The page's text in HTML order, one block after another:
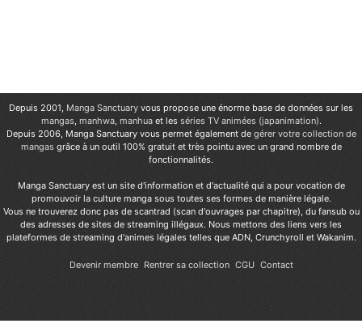
Depuis 2001, Manga Sanctuary vous propose une énorme base de données sur les
mangas, manhwa, manhuaet les séries TV animées (japanimation).
Depuis 2006, Manga Sanctuary vous permet également de gérer votre collection de
mangas grâce à un outil 100% gratuit et très pointu avec un grand nombre de
fonctionnalités.
Manga Sanctuary est un site d'information et d'actualité qui a pour vocation de
promouvoir la culture manga sous toutes ses formes de manière légale.
Vous ne trouverez donc pas de scantrad (scan d'ouvrages par chapitre), du fansub ou
des adresses de sites de streaming illégaux. Nous mettons des liens vers les
plateformes de streaming d'animes légales telles que ADN, Crunchyroll et Wakanim.
Devenir membre Rentrer sa collection CGU Contact